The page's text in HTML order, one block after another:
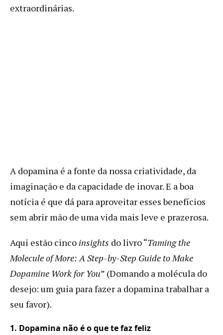
extraordinárias.
A dopamina é a fonte da nossa criatividade, da
imaginação e da capacidade de inovar. E a boa
notícia é que dá para aproveitar esses benefícios
sem abrir mão de uma vida mais leve e prazerosa.
Aqui estão cinco insights do livro “Taming the
Molecule of More: A Step-by-Step Guide to Make
Dopamine Work for You” (Domando a molécula do
desejo: um guia para fazer a dopamina trabalhar a
seu favor).
1. Dopamina não é o que te faz feliz